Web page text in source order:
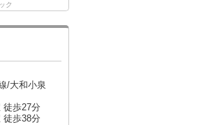
ク
/大和小泉
徒歩27分
徒歩38分